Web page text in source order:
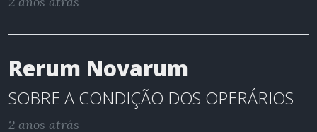
Rerum Novarum
SOBRE A CONDIÇÃO DOS OPERÁRIOS
2 anos atrás